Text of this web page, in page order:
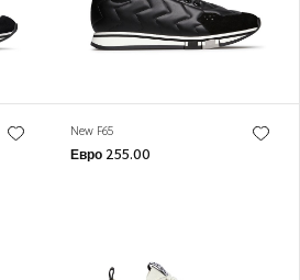
New F65
Евро 255.00